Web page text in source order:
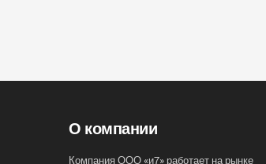
О компании
Компания ООО «и7» работает на рынке